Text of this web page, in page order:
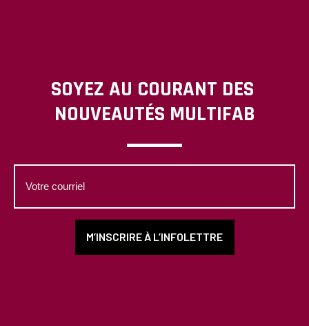
SOYEZ AU COURANT DES
NOUVEAUTÉS MULTIFAB
courriel
M’INSCRIRE À L’INFOLETTRE